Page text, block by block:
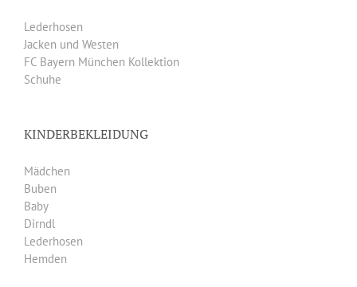
Lederhosen
Jacken und Westen
FC Bayern München Kollektion
Schuhe
KINDERBEKLEIDUNG
Mädchen
Buben
Baby
Dirndl
Lederhosen
Hemden